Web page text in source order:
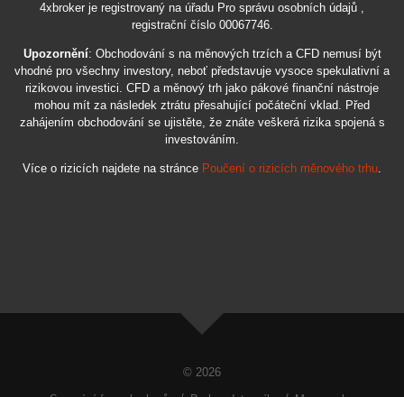
4xbroker je registrovaný na úřadu Pro správu osobních údajů ,
registrační číslo 00067746.
Upozornění: Obchodování s na měnových trzích a CFD nemusí být
vhodné pro všechny investory, neboť představuje vysoce spekulativní a
rizikovou investici. CFD a měnový trh jako pákové finanční nástroje
mohou mít za následek ztrátu přesahující počáteční vklad. Před
zahájením obchodování se ujistěte, že znáte veškerá rizika spojená s
investováním.
Více o rizicích najdete na stránce Poučení o rizicích měnového trhu.
© 2026